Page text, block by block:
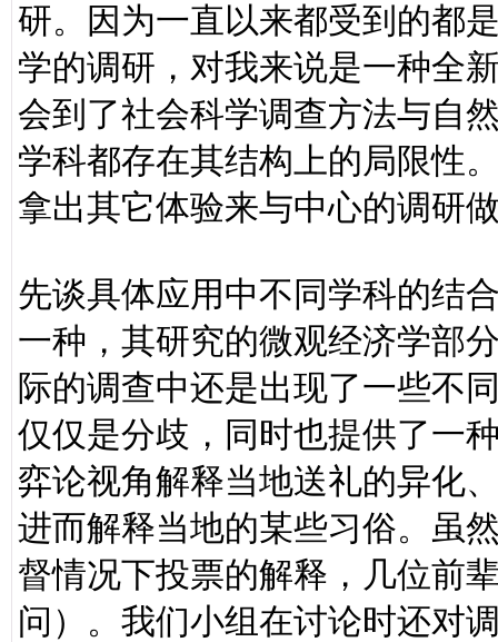
研。因为一直以来都受到的都
学的调研，对我来说是一种全
会到了社会科学调查方法与自
学科都存在其结构上的局限性
拿出其它体验来与中心的调研
先谈具体应用中不同学科的结
一种，其研究的微观经济学部
际的调查中还是出现了一些不
仅仅是分歧，同时也提供了一
弈论视角解释当地送礼的异化
进而解释当地的某些习俗。虽
督情况下投票的解释，几位前
问）。我们小组在讨论时还对